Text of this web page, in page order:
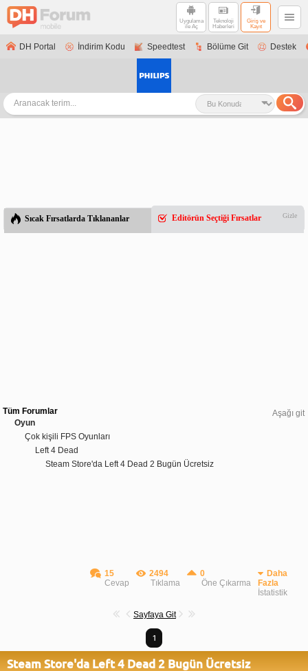
Uygulama
ile Aç
Teknoloji
Haberleri
Giriş ve
Kayıt
DH Portal İndirim Kodu Speedtest Bölüme Git Destek
Sıcak Fırsatlarda Tıklananlar Editörün Seçtiği Fırsatlar Gizle
Aşağı git
Tüm Forumlar
Oyun
Çok kişili FPS Oyunları
Left 4 Dead
Steam Store'da Left 4 Dead 2 Bugün Ücretsiz
15
Cevap
2494
Tıklama
0
Öne Çıkarma
Daha
Fazla
İstatistik
Sayfaya Git
1
Steam Store'da Left 4 Dead 2 Bugün Ücretsiz